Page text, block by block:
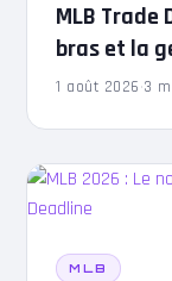
MLB Trade
bras et la
1 août 2026·3
MLB